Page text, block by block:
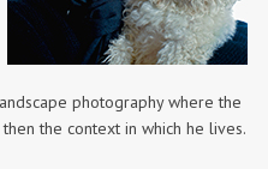
photography where the
the context in which he lives.